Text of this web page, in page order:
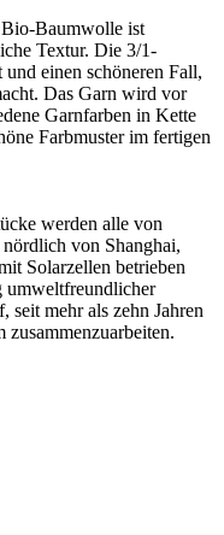
Baumwolle ist
Textur. Die 3/1-
einen schöneren Fall,
Das Garn wird vor
Garnfarben in Kette
Farbmuster im fertigen
werden alle von
von Shanghai,
Solarzellen betrieben
umweltfreundlicher
mehr als zehn Jahren
zusammenzuarbeiten.